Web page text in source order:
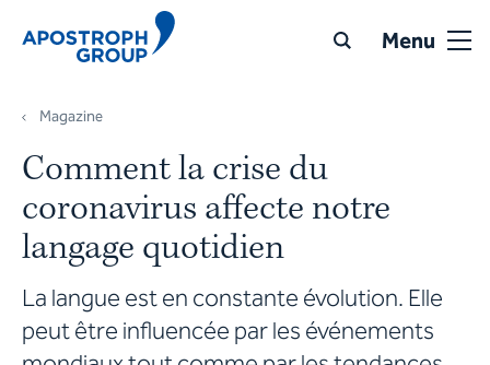
Menu
Magazine
Comment la crise du
coronavirus affecte notre
langage quotidien
La langue est en constante évolution. Elle
peut être influencée par les événements